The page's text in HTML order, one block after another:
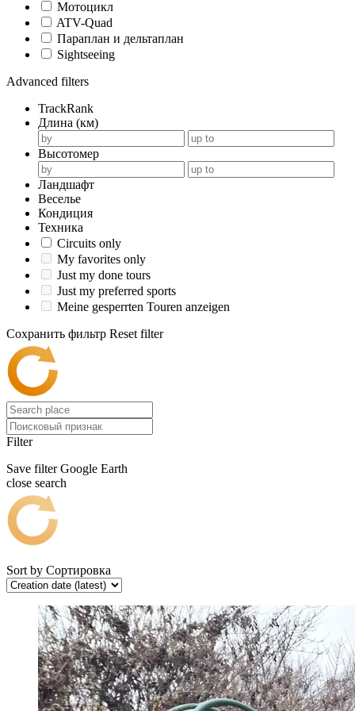
Мотоцикл
ATV-Quad
Параплан и дельтаплан
Sightseeing
Advanced filters
TrackRank
Длина (км)
Высотомер
Ландшафт
Веселье
Кондиция
Техника
Circuits only
My favorites only
Just my done tours
Just my preferred sports
Meine gesperrten Touren anzeigen
Сохранить фильтр Reset filter
Filter
Save filter Google Earth
close search
Sort by Сортировка